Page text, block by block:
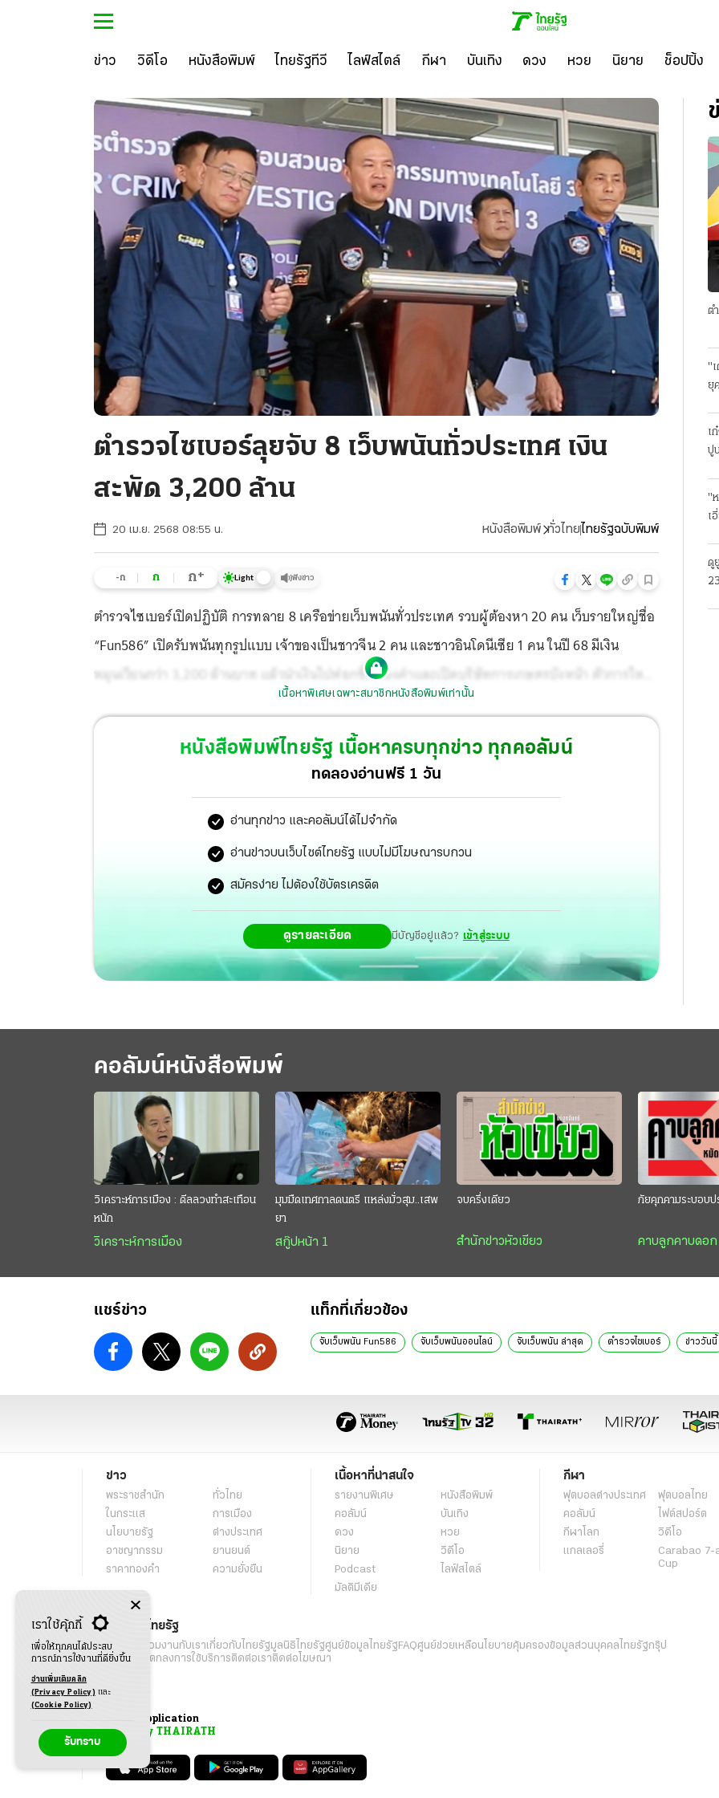
ข่าว วิดีโอ หนังสือพิมพ์ ไทยรัฐทีวี ไลฟ์สไตล์ กีฬา บันเทิง ดวง หวย นิยาย ช็อปปิ้ง
ตำรวจไซเบอร์ลุยจับ 8 เว็บพนันทั่วประเทศ เงิน
สะพัด 3,200 ล้าน
20 เม.ย. 2568 08:55 น. หนังสือพิมพ์ ทั่วไทยไทยรัฐฉบับพิมพ์
-ก ก ก+ Light ฟังข่าว
ตำรวจไซเบอร์เปิดปฏิบัติ การทลาย 8 เครือข่ายเว็บพนันทั่วประเทศ รวบผู้ต้องหา 20 คน เว็บรายใหญ่ชื่อ
“Fun586” เปิดรับพนันทุกรูปแบบ เจ้าของเป็นชาวจีน 2 คน และชาวอินโดนีเซีย 1 คน ในปี 68 มีเงิน
หมุนเวียนกว่า 3,200 ล้านบาท แล้วนำเงินไปฟอกซื้อทองคำและเปิดบริษัทการเกษตรบังหน้า ตัวการใหญ่
เนื้อหาพิเศษเฉพาะสมาชิกหนังสือพิมพ์เท่านั้น
หนังสือพิมพ์ไทยรัฐ เนื้อหาครบทุกข่าว ทุกคอลัมน์
ทดลองอ่านฟรี 1 วัน
อ่านทุกข่าว และคอลัมน์ได้ไม่จำกัด
อ่านข่าวบนเว็บไซต์ไทยรัฐ แบบไม่มีโฆษณารบกวน
สมัครง่าย ไม่ต้องใช้บัตรเครดิต
ดูรายละเอียด มีบัญชีอยู่แล้ว? เข้าสู่ระบบ
ต
"
ยุ
เ
ปู
"
เ
ดู
คอลัมน์หนังสือพิมพ์
วิเคราะห์การเมือง : ดีลลวงทำสะเทือน
หนัก
วิเคราะห์การเมือง
มุมมืดเทศกาลดนตรี แหล่งมั่วสุม..เสพ
ยา
สกู๊ปหน้า 1
จบครึ่งเดียว
สำนักข่าวหัวเขียว
ภัยคุกคามระบอบป
คาบลูกคาบดอก
แชร์ข่าว แท็กที่เกี่ยวข้อง
จับเว็บพนัน Fun586 จับเว็บพนันออนไลน์ จับเว็บพนัน ล่าสุด ตำรวจไซเบอร์ ข่าววันนี้
ข่าว
พระราชสำนัก
ทั่วไทย
ในกระแส
การเมือง
นโยบายรัฐ
ต่างประเทศ
อาชญากรรม
ยานยนต์
ราคาทองคำ
ความยั่งยืน
เนื้อหาที่น่าสนใจ
รายงานพิเศษ
หนังสือพิมพ์
คอลัมน์
บันเทิง
ดวง
หวย
นิยาย
วิดีโอ
Podcast
ไลฟ์สไตล์
มัลติมีเดีย
กีฬา
ฟุตบอลต่่างประเทศ
ฟุตบอลไทย
คอลัมน์
ไฟต์สปอร์ต
กีฬาโลก
วิดีโอ
แกลเลอรี่
Carabao 7-
Cup
เกี่ยวกับไทยรัฐ
กิจกรรม ร่วมงานกับเราเกี่ยวกับไทยรัฐมูลนิธิไทยรัฐศูนย์ข้อมูลไทยรัฐFAQศูนย์ช่วยเหลือนโยบายคุ้มครองข้อมูลส่วนบุคคลไทยรัฐกรุ๊ป
เงื่อนไขข้อตกลงการใช้บริการติดต่อเราติดต่อโฆษณา
Application
My THAIRATH
เราใช้คุ้กกี้
เพื่อให้ทุกคนได้ประสบ
การณ์การใช้งานที่ดียิ่งขึ้น
อ่านเพิ่มเติมคลิก
(Privacy Policy) และ
(Cookie Policy)
รับทราบ